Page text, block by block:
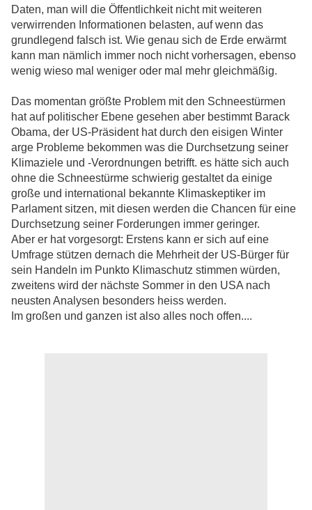
Daten, man will die Öffentlichkeit nicht mit weiteren
verwirrenden Informationen belasten, auf wenn das
grundlegend falsch ist. Wie genau sich de Erde erwärmt
kann man nämlich immer noch nicht vorhersagen, ebenso
wenig wieso mal weniger oder mal mehr gleichmäßig.
Das momentan größte Problem mit den Schneestürmen
hat auf politischer Ebene gesehen aber bestimmt Barack
Obama, der US-Präsident hat durch den eisigen Winter
arge Probleme bekommen was die Durchsetzung seiner
Klimaziele und -Verordnungen betrifft. es hätte sich auch
ohne die Schneestürme schwierig gestaltet da einige
große und international bekannte Klimaskeptiker im
Parlament sitzen, mit diesen werden die Chancen für eine
Durchsetzung seiner Forderungen immer geringer.
Aber er hat vorgesorgt: Erstens kann er sich auf eine
Umfrage stützen dernach die Mehrheit der US-Bürger für
sein Handeln im Punkto Klimaschutz stimmen würden,
zweitens wird der nächste Sommer in den USA nach
neusten Analysen besonders heiss werden.
Im großen und ganzen ist also alles noch offen....